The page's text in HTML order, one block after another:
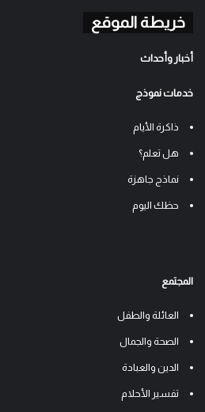
خريطة الموقع
أخبار وأحداث
خدمات نموذج
ذاكرة الأيام
هل تعلم؟
نماذج جاهزة
حظك اليوم
المجتمع
العائلة والطفل
الصحة والجمال
الدين والعبادة
تفسير الأحلام